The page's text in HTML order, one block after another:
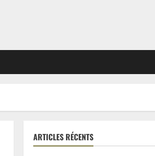
ARTICLES RÉCENTS